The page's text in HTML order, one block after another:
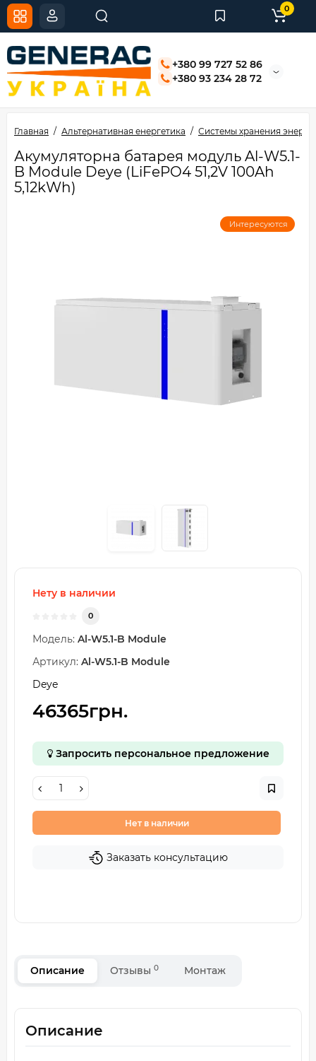
+380 99 727 52 86
+380 93 234 28 72
0
Главная Альтернативная енергетика Системы хранения
Акумуляторна батарея модуль Al-W5.1-
B Module Deye (LiFePO4 51,2V 100Ah
5,12kWh)
Интересуются
Нету в наличии
0
Модель: Al-W5.1-B Module
Артикул: Al-W5.1-B Module
Deye
46365грн.
Запросить персональное предложение
Нет в наличии
Заказать консультацию
Описание Отзывы 0 Монтаж
Описание